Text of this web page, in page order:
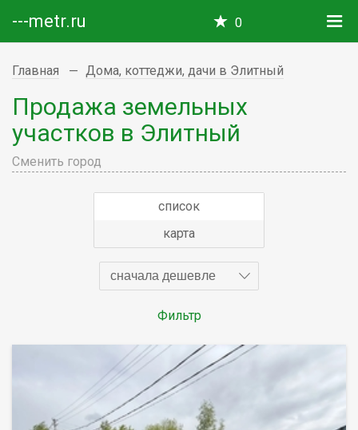
---metr.ru 0
Главная Дома, коттеджи, дачи в Элитный
Продажа земельных
участков в Элитный
Сменить город
список
карта
сначала дешевле
Фильтр